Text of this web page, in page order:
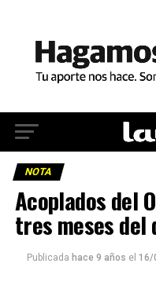
NOTA
Acoplados del
tres meses del
Publicada hace 9 años el 16/